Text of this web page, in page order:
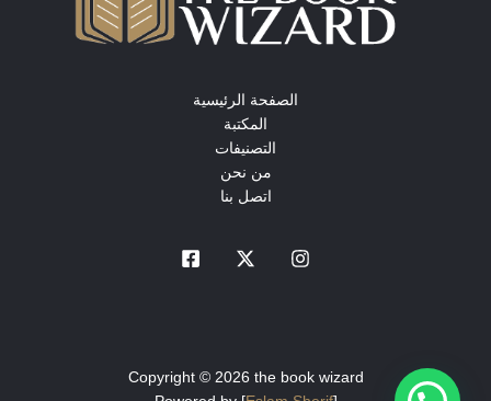
الصفحة الرئيسية
المكتبة
التصنيفات
من نحن
اتصل بنا
Copyright © 2026 the book wizard